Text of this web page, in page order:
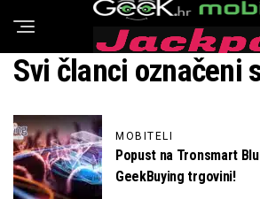
GeeK Mobiteli
Svi članci označeni
MOBITELI
Popust na Tronsmart
GeekBuying trgovini!